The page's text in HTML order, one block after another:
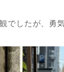
でしたが、勇